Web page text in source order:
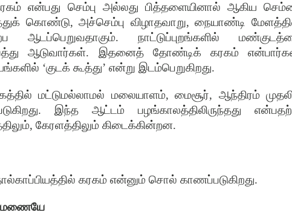
என்பது செம்பு அல்லது பித்தளையினால் ஆகிய
கொண்டு,அச்செம்பு விழாதவாறு,நையாண்டி
ஆடப்பெறுவதாகும். நாட்டுப்புறங்களில்
ஆடுவார்கள். இதனைத் தோண்டிக் கரகம்
‘குடக் கூத்து’ என்று இடம்பெறுகிறது.
மட்டுமல்லாமல் மலையாளம், மைசூர், ஆந்திரம்
. இந்த ஆட்டம் பழங்காலத்திலிருந்தது
, கேரளத்திலும் கிடைக்கின்றன.
கரகம் என்னும் சொல் காணப்படுகிறது.
மணையே